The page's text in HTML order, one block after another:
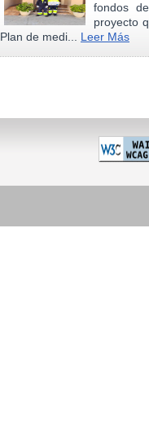
fondos
proyecto
Plan de medi... Leer Más